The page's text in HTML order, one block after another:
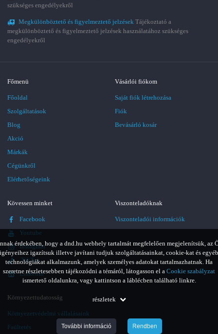
érdekében, hogy a dnd.hu webhely tartalmát megfelelően megjelenítsük, az
igényeihez igazítsuk illetve javítani tudjuk szolgáltatásainkat, cookie-kat és egyéb
technológiákat alkalmazunk, amelyek személyes adatokat tartalmazhatnak. Ha
szeretne részletesebben tájékozódni a témáról, látogasson el a Cookie szabályzat
ismertető oldalunkra, vagy kattintson a láblécben található linkre.
részletek
További információ Rendben
szükséges engedélyekről
Megkülönböztető és figyelmeztető jelzések Tájékoztató a
megkülönböztető és figyelmeztető jelzések használatához szükséges
engedélyekről
Főmenü
Főoldal
Szolgáltatások
Blog
Akció
Márkák
Cégünkről
Elérhetőségeink
Vásárlói fiókom
Saját fiók létrehozása
Fiók
Bevásárló kosár
Kövessen minket
Facebook
Youtube
Instagram
TikTok
LinkedIn
Viszonteladóknak
Viszonteladói információk
Környezettudatosság
Környezetvédelmi vállalásaink
Faültetés